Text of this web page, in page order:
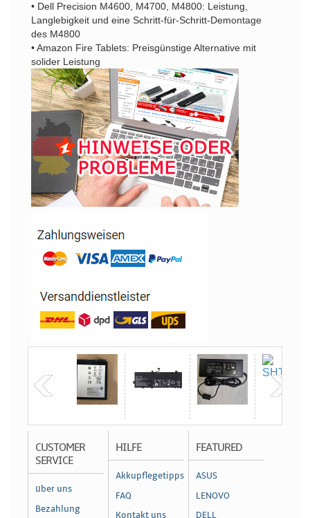
• Dell Precision M4600, M4700, M4800: Leistung,
Langlebigkeit und eine Schritt-für-Schritt-Demontage
des M4800
• Amazon Fire Tablets: Preisgünstige Alternative mit
solider Leistung
CUSTOMER
SERVICE
über uns
Bezahlung
HILFE
Akkupflegetipps
FAQ
Kontakt uns
FEATURED
ASUS
LENOVO
DELL